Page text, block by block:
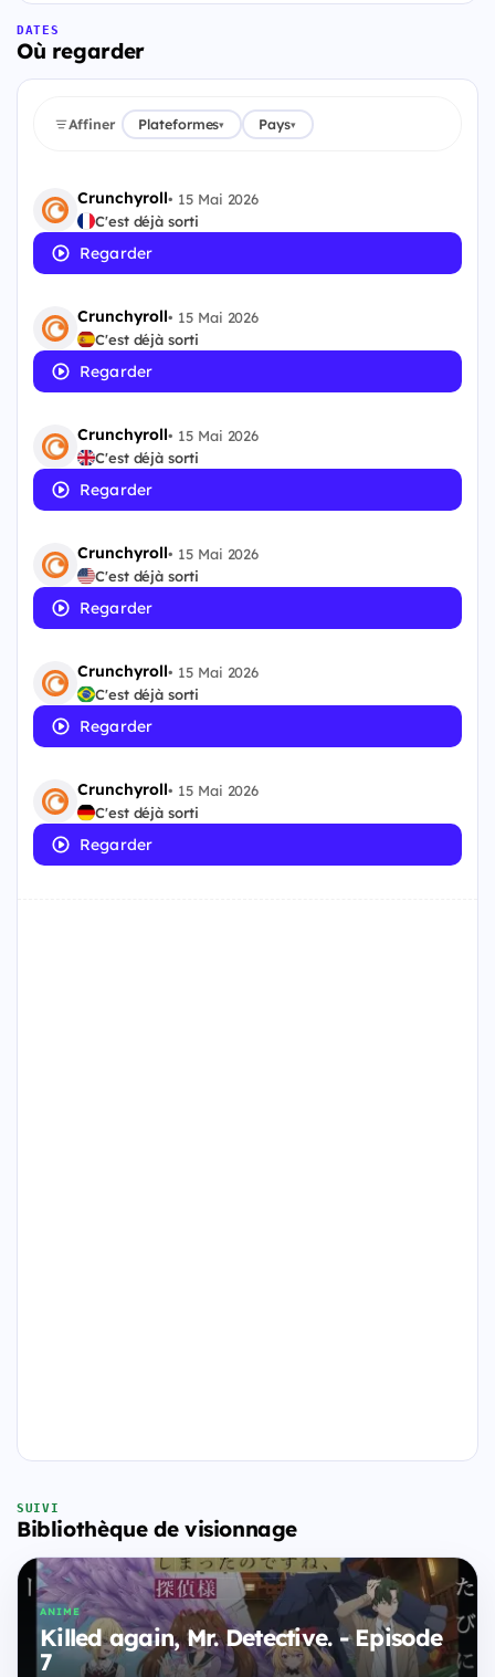
DATES
Où regarder
Affiner Plateformes▾ Pays▾
Crunchyroll• 15 Mai 2026
C'est déjà sorti
Regarder
Crunchyroll• 15 Mai 2026
C'est déjà sorti
Regarder
Crunchyroll• 15 Mai 2026
C'est déjà sorti
Regarder
Crunchyroll• 15 Mai 2026
C'est déjà sorti
Regarder
Crunchyroll• 15 Mai 2026
C'est déjà sorti
Regarder
Crunchyroll• 15 Mai 2026
C'est déjà sorti
Regarder
SUIVI
Bibliothèque de visionnage
ANIME
Killed again, Mr. Detective. - Episode
7